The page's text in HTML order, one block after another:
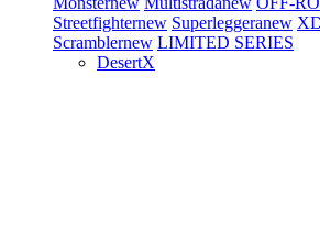
Streetfighternew Superleggeranew
Scramblernew LIMITED SERIES
DesertX